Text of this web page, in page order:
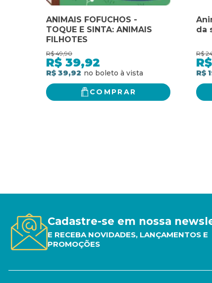
ANIMAIS FOFUCHOS -
TOQUE E SINTA: ANIMAIS
FILHOTES
R$ 49,90
R$ 39,92
R$ 39,92
COMPRAR
da
R$
R$
R$
Cadastre-se em nossa
E RECEBA NOVIDADES, LANÇAMENTOS E
PROMOÇÕES